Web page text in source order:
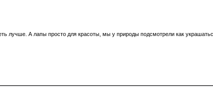
лучше. А лапы просто для красоты, мы у природы подсмотрели как